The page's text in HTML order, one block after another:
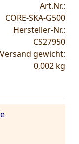
Art.Nr.:
CORE-SKA-G500
Hersteller-Nr.:
CS27950
Versand gewicht:
0,002 kg